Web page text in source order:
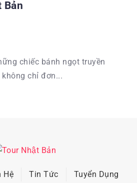
Bản
chiếc bánh ngọt truyền
chỉ đơn...
Hệ Tin Tức Tuyển Dụng